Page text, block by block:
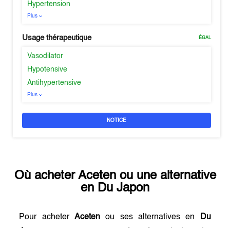
Hypertension
Plus
Usage thérapeutique ÉGAL
Vasodilator
Hypotensive
Antihypertensive
Plus
NOTICE
Où acheter Acetenou une alternative
en Du Japon
Pour acheterAceten ou ses alternatives en
Du